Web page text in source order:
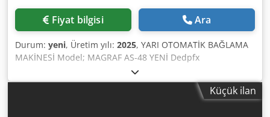
Fiyat bilgisi Ara
Durum: yeni, Üretim yılı: 2025, YARI OTOMATİK BAĞLAMA
MAKİNESİ Model; MAGRAF AS-48 YENİ Dedpfx
Aobyhgwsafeck Boyut değiştirmeye gerek kalmadan 11
farklı tel çapı ile büyük kullanım esnekliği sağlar.
Küçük ilan